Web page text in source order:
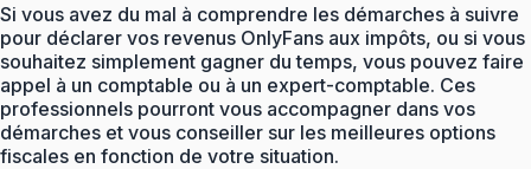
Si vous avez du mal à comprendre les démarches à suivre
pour déclarer vos revenus OnlyFans aux impôts, ou si vous
souhaitez simplement gagner du temps, vous pouvez faire
appel à un comptable ou à un expert-comptable. Ces
professionnels pourront vous accompagner dans vos
démarches et vous conseiller sur les meilleures options
fiscales en fonction de votre situation.